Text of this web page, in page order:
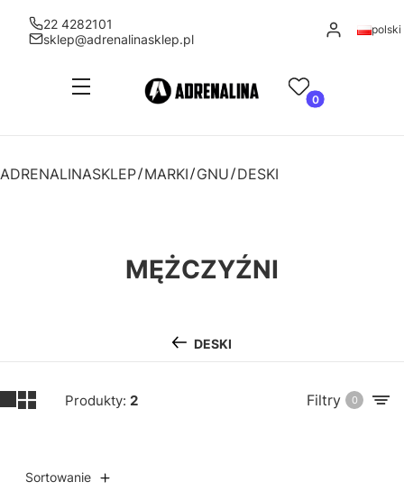
22 4282101
sklep@adrenalinasklep.pl
Zaloguj się
polski
Menu Ulubione
Produkty w
Koszyk
ADRENALINASKLEP MARKI GNU DESKI
MĘŻCZYŹNI
DESKI
Produkty: 2 Filtry 0
Sortowanie